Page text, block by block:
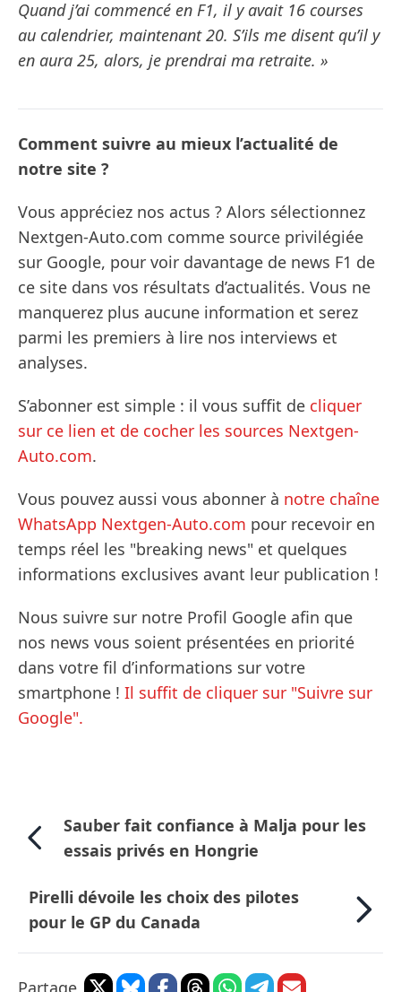
Quand j’ai commencé en F1, il y avait 16 courses
au calendrier, maintenant 20. S’ils me disent qu’il y
en aura 25, alors, je prendrai ma retraite. »
Comment suivre au mieux l’actualité de
notre site ?
Vous appréciez nos actus ? Alors sélectionnez
Nextgen-Auto.com comme source privilégiée
sur Google, pour voir davantage de news F1 de
ce site dans vos résultats d’actualités. Vous ne
manquerez plus aucune information et serez
parmi les premiers à lire nos interviews et
analyses.
S’abonner est simple : il vous suffit de cliquer
sur ce lien et de cocher les sources Nextgen-
Auto.com.
Vous pouvez aussi vous abonner à notre chaîne
WhatsApp Nextgen-Auto.com pour recevoir en
temps réel les "breaking news" et quelques
informations exclusives avant leur publication !
Nous suivre sur notre Profil Google afin que
nos news vous soient présentées en priorité
dans votre fil d’informations sur votre
smartphone ! Il suffit de cliquer sur "Suivre sur
Google".
Sauber fait confiance à Malja pour les
essais privés en Hongrie
Pirelli dévoile les choix des pilotes
pour le GP du Canada